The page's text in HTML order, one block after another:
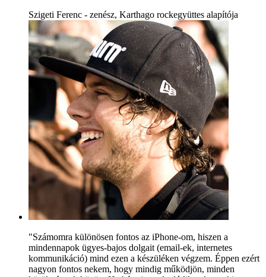
Szigeti Ferenc - zenész, Karthago rockegyüttes alapítója
"Számomra különösen fontos az iPhone-om, hiszen a
mindennapok ügyes-bajos dolgait (email-ek, internetes
kommunikáció) mind ezen a készüléken végzem. Éppen ezért
nagyon fontos nekem, hogy mindig működjön, minden